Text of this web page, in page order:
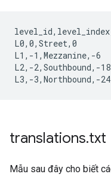
L0,0,Street,0
L1,-1,Mezzanine,-6
L2,-2,Southbound,-18
translations.txt
Mẫu sau đây cho biết